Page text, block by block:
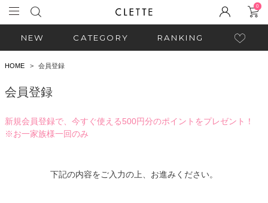
0
NEW CATEGORY RANKING
HOME 会員登録
会員登録
新規会員登録で、今すぐ使える500円分のポイントをプレゼント！
※お一家族様一回のみ
下記の内容をご入力の上、お進みください。